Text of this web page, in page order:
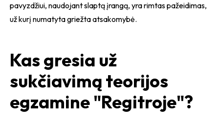
pavyzdžiui, naudojant slaptą įrangą, yra rimtas pažeidimas,
už kurį numatyta griežta atsakomybė.
Kas gresia už
sukčiavimą teorijos
egzamine "Regitroje"?